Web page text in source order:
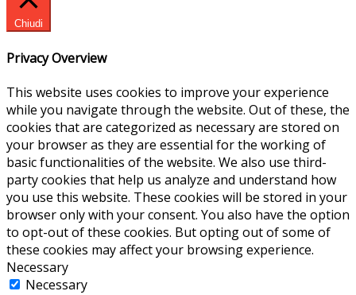
Chiudi
Privacy Overview
This website uses cookies to improve your experience
while you navigate through the website. Out of these, the
cookies that are categorized as necessary are stored on
your browser as they are essential for the working of
basic functionalities of the website. We also use third-
party cookies that help us analyze and understand how
you use this website. These cookies will be stored in your
browser only with your consent. You also have the option
to opt-out of these cookies. But opting out of some of
these cookies may affect your browsing experience.
Necessary
Necessary